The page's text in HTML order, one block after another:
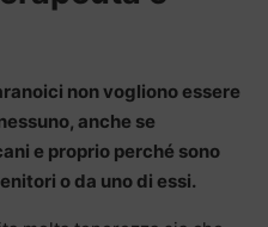
non vogliono essere
anche se
e proprio perché sono
o da uno di essi.